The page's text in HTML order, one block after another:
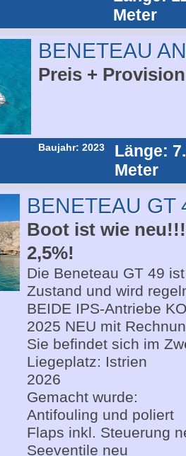
Meter
BENETEAU
Preis +
Baujahr: 2023
Länge:
Meter
BENETEAU GT
Boot ist wie
2,5%!
Die Beneteau GT 49
Zustand und wird
BEIDE IPS-Antriebe
2025 NEU mit
Sie befindet sich im
Liegeplatz: Istrien
2026
Gemacht wurde:
Antifouling und poliert
Flaps inkl. Steuerung
Seeventile neu